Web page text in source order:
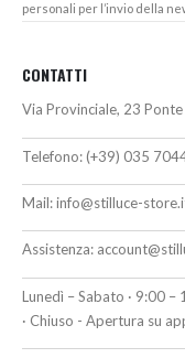
personali per l’invio della
CONTATTI
Via Provinciale, 23
Telefono: (+39) 035
Mail:info@stilluce-
Assistenza:
Lunedì – Sabato · 9:00
· Chiuso - Apertura su